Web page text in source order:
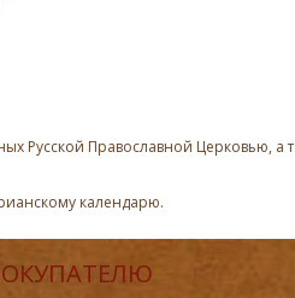
Русской Православной Церковью, а
календарю.